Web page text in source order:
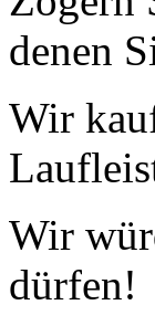
denen
Wir
Wir
dürfen!